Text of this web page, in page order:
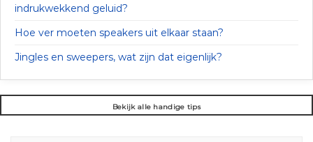
indrukwekkend geluid?
Hoe ver moeten speakers uit elkaar staan?
Jingles en sweepers, wat zijn dat eigenlijk?
Bekijk alle handige tips